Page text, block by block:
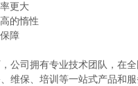
更大
的惰性
障
公司拥有专业技术团队，在
维保、培训等一站式产品和服